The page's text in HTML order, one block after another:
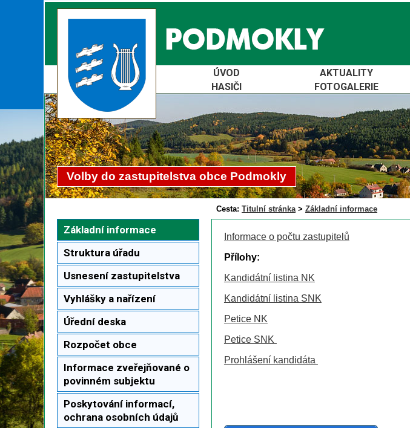
ÚVOD AKTUALITY
HASIČI
FOTOGALERIE
Volby do zastupitelstva obce Podmokly
Cesta: Titulní stránka> Základní informace
Základní informace
Struktura úřadu
Usnesení zastupitelstva
Vyhlášky a nařízení
Úřední deska
Rozpočet obce
Informace zveřejňované o
povinném subjektu
Poskytování informací,
ochrana osobních údajů
Informace o počtu zastupitelů
Přílohy:
Kandidátní listina NK
Kandidátní listina SNK
Petice NK
Petice SNK
Prohlášení kandidáta